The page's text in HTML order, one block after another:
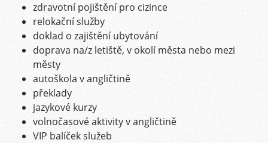
zdravotní pojištění pro cizince
relokační služby
doklad o zajištění ubytování
doprava na/z letiště, v okolí města nebo mezi
městy
autoškola v angličtině
překlady
jazykové kurzy
volnočasové aktivity v angličtině
VIP balíček služeb